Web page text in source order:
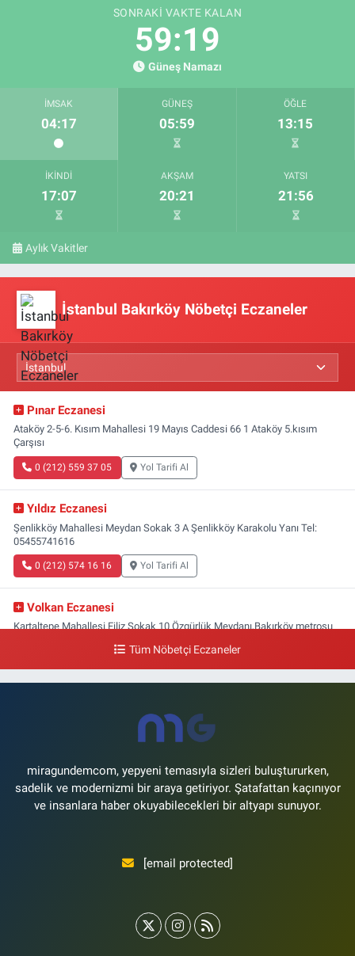
SONRAKI VAKTE KALAN
59:18
Güneş Namazı
İMSAK
04:17
GÜNEŞ
05:59
ÖĞLE
13:15
İKINDI
17:07
AKŞAM
20:21
YATSI
21:56
Aylık Vakitler
İstanbul Bakırköy Nöbetçi Eczaneler
Pınar Eczanesi
Ataköy 2-5-6. Kısım Mahallesi 19 Mayıs Caddesi 66 1 Ataköy 5.kısım
Çarşısı
0 (212) 559 37 05 Yol Tarifi Al
Yıldız Eczanesi
Şenlikköy Mahallesi Meydan Sokak 3 A Şenlikköy Karakolu Yanı Tel:
05455741616
0 (212) 574 16 16 Yol Tarifi Al
Volkan Eczanesi
Kartaltepe Mahallesi Filiz Sokak 10 Özgürlük Meydanı,Bakırköy metrosu
Yeşilköy Mahallesi Doğruyol Sokak 7 A Dürümcü Baba'nın Bir Alt
0 (212) 663 11 97
Tüm Nöbetçi Eczaneler
miragundemcom, yepyeni temasıyla sizleri buluştururken,
sadelik ve modernizmi bir araya getiriyor. Şatafattan kaçınıyor
ve insanlara haber okuyabilecekleri bir altyapı sunuyor.
[email protected]